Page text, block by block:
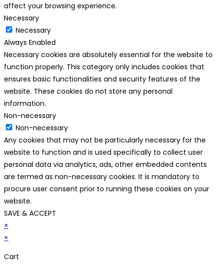
affect your browsing experience.
Necessary
Necessary
Always Enabled
Necessary cookies are absolutely essential for the website to
function properly. This category only includes cookies that
ensures basic functionalities and security features of the
website. These cookies do not store any personal
information.
Non-necessary
Non-necessary
Any cookies that may not be particularly necessary for the
website to function and is used specifically to collect user
personal data via analytics, ads, other embedded contents
are termed as non-necessary cookies. It is mandatory to
procure user consent prior to running these cookies on your
website.
SAVE & ACCEPT
×
×
Cart